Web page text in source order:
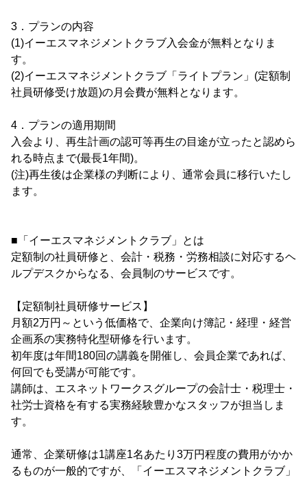
3．プランの内容
(1)イーエスマネジメントクラブ入会金が無料となりま
す。
(2)イーエスマネジメントクラブ「ライトプラン」(定額制
社員研修受け放題)の月会費が無料となります。
4．プランの適用期間
入会より、再生計画の認可等再生の目途が立ったと認めら
れる時点まで(最長1年間)。
(注)再生後は企業様の判断により、通常会員に移行いたし
ます。
■「イーエスマネジメントクラブ」とは
定額制の社員研修と、会計・税務・労務相談に対応するヘ
ルプデスクからなる、会員制のサービスです。
【定額制社員研修サービス】
月額2万円～という低価格で、企業向け簿記・経理・経営
企画系の実務特化型研修を行います。
初年度は年間180回の講義を開催し、会員企業であれば、
何回でも受講が可能です。
講師は、エスネットワークスグループの会計士・税理士・
社労士資格を有する実務経験豊かなスタッフが担当しま
す。
通常、企業研修は1講座1名あたり3万円程度の費用がかか
るものが一般的ですが、「イーエスマネジメントクラブ」